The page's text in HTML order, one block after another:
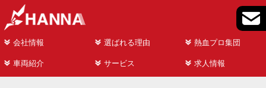
会社情報 選ばれる理由 熱血プロ集団
車両紹介 サービス 求人情報